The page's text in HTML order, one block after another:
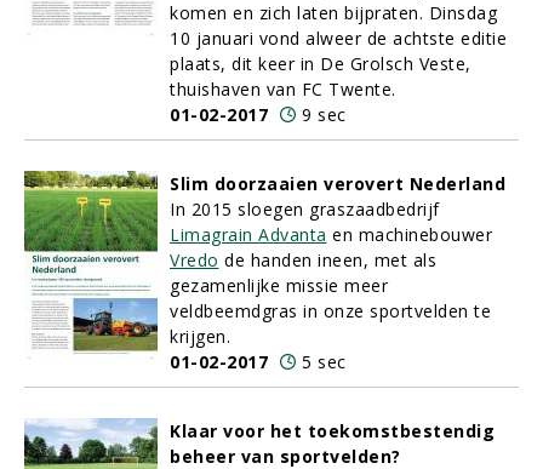
komen en zich laten bijpraten. Dinsdag
10 januari vond alweer de achtste editie
plaats, dit keer in De Grolsch Veste,
thuishaven van FC Twente.
01-02-2017
9 sec
Slim doorzaaien verovert Nederland
In 2015 sloegen graszaadbedrijf
Limagrain Advanta en machinebouwer
Vredo de handen ineen, met als
gezamenlijke missie meer
veldbeemdgras in onze sportvelden te
krijgen.
01-02-2017
5 sec
Klaar voor het toekomstbestendig
beheer van sportvelden?